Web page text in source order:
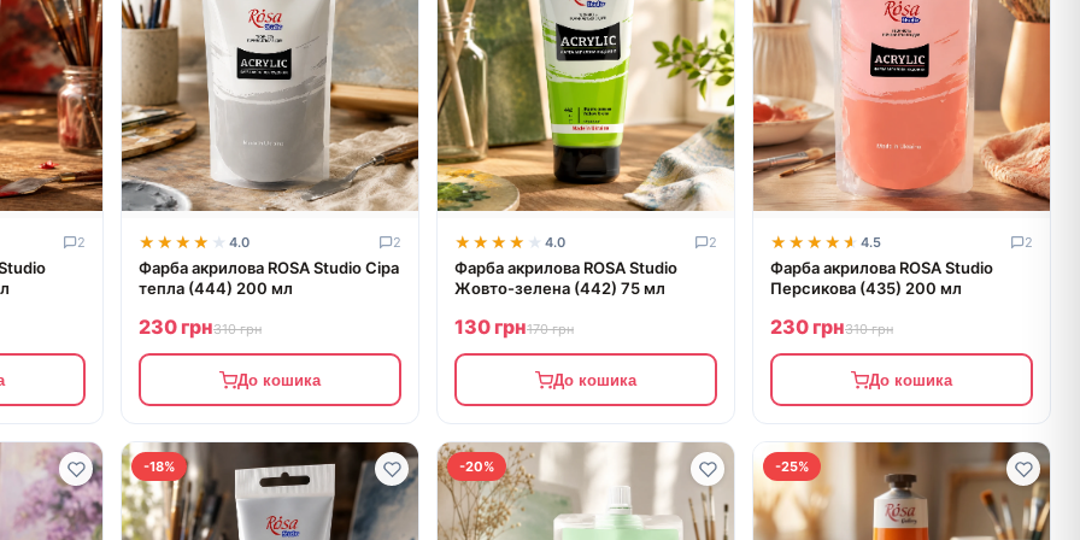
2 ★★★★★
★★★★★ 4.0 2
Фарба акрилова ROSA Studio Сіра
тепла (444) 200 мл
230 грн310 грн
До кошика
★★★★★
★★★★★ 4.0 2
Фарба акрилова ROSA Studio
Жовто-зелена (442) 75 мл
130 грн170 грн
До кошика
★★★★★
★★★★★ 4.5 2
Фарба акрилова ROSA Studio
Персикова (435) 200 мл
230 грн310 грн
До кошика
-18% -20% -25%